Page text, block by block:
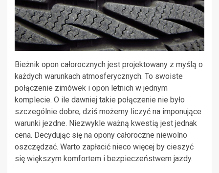
Bieżnik opon całorocznych jest projektowany z myślą o
każdych warunkach atmosferycznych. To swoiste
połączenie zimówek i opon letnich w jednym
komplecie. O ile dawniej takie połączenie nie było
szczególnie dobre, dziś możemy liczyć na imponujące
warunki jezdne. Niezwykle ważną kwestią jest jednak
cena. Decydując się na opony całoroczne niewolno
oszczędzać. Warto zapłacić nieco więcej by cieszyć
się większym komfortem i bezpieczeństwem jazdy.